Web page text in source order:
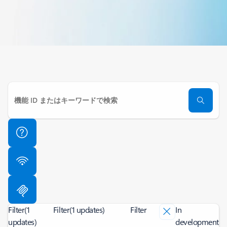
Filter(1
updates)
Filter(1 updates) Filter
In
development